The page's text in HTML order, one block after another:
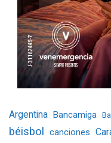
Argentina Bancamiga
béisbol canciones